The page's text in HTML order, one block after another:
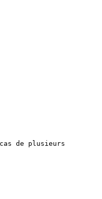
de plusieurs